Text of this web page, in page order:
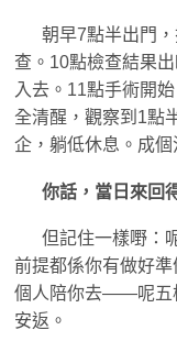
朝早7點半出門
查。10點檢查結果
入去。11點手術開
全清醒，觀察到1點
企，躺低休息。成個
你話，當日來回
但記住一樣嘢：
前提都係你有做好
個人陪你去——呢五
安返。